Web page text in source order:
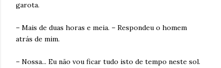
garota.
– Mais de duas horas e meia. – Respondeu o homem
atrás de mim.
– Nossa... Eu não vou ficar tudo isto de tempo neste sol.